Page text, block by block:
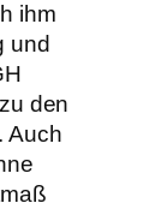
ihm
und
den
Auch